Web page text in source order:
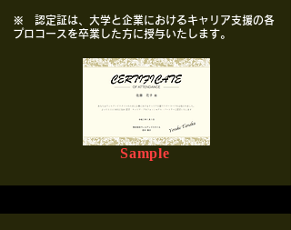
※ 認定証は、大学と企業におけるキャリア支援の各
プロコースを卒業した方に授与いたします。
Sample